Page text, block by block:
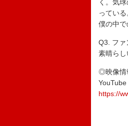
く。気
っている
僕の中で
Q3. ファ
素晴らし
◎映像情
https://